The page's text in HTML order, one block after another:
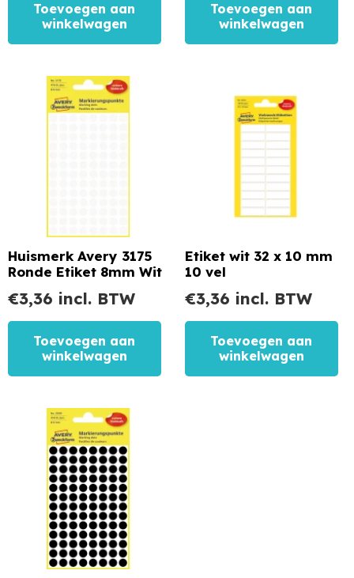
Toevoegen aan
winkelwagen
Toevoegen aan
winkelwagen
Huismerk Avery 3175
Ronde Etiket 8mm Wit
€3,36 incl. BTW
Toevoegen aan
winkelwagen
Etiket wit 32 x 10 mm
10 vel
€3,36 incl. BTW
Toevoegen aan
winkelwagen